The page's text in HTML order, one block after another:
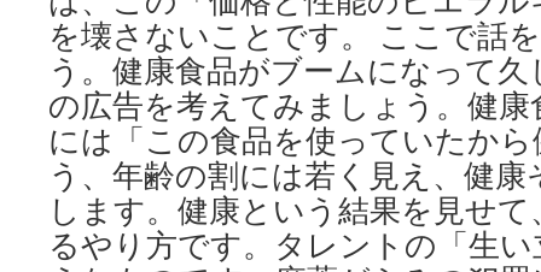
を壊さないことです。 ここで話
う。健康食品がブームになって
の広告を考えてみましょう。健
には「この食品を使っていたか
う、年齢の割には若く見え、健
します。健康という結果を見せ
るやり方です。タレントの「生